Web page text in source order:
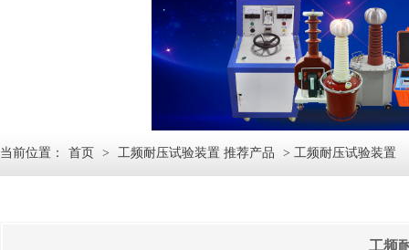
当前位置： 首页 > 工频耐压试验装置 推荐产品 > 工频耐压试验装置
工频